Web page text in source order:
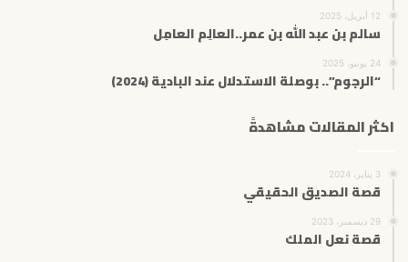
12 أبريل، 2025
سالم بن عبد الله بن عمر..العالِم العامِل
24 يونيو، 2025
“الرجوم”.. بوصلة الاستدلال عند البادية (2024)
اكثر المقالات مشاهدةً
3 يناير، 2024
قصة الصديق الحقيقي
29 ديسمبر، 2023
قصة نعل الملك